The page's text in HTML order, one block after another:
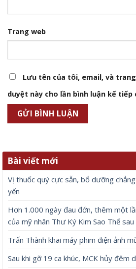
Trang web
Lưu tên của tôi, email, và
duyệt này cho lần bình luận kế tiếp
Bài viết mới
Vị thuốc quý cực sẵn, bổ dưỡng
yến
Hơn 1.000 ngày đau đớn, thêm một
của mỹ nhân Thư Ký Kim Sao Thế
Trấn Thành khai máy phim điện ảnh
Sau khi gỡ 19 ca khúc, MCK hủy đêm